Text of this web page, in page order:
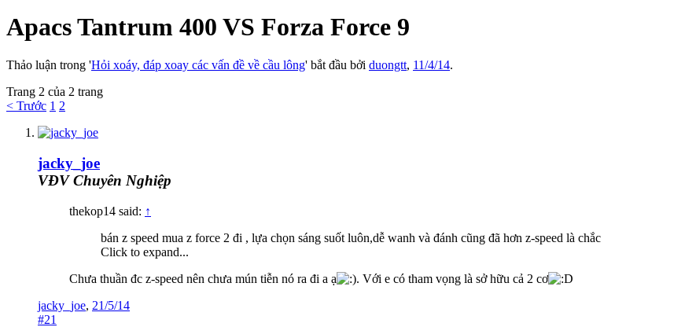
Apacs Tantrum 400 VS Forza Force 9
Thảo luận trong 'Hỏi xoáy, đáp xoay các vấn đề về cầu lông' bắt đầu bởi duongtt, 11/4/14.
Trang 2 của 2 trang
< Trước 1 2
jacky_joe
VĐV Chuyên Nghiệp
thekop14 said: ↑
bán z speed mua z force 2 đi , lựa chọn sáng suốt luôn,dễ wanh và đánh cũng đã hơn z-speed là chắc
Click to expand...
Chưa thuần đc z-speed nên chưa mún tiễn nó ra đi a ạ
. Với e có tham vọng là sở hữu cả 2 cơ
jacky_joe, 21/5/14
#21